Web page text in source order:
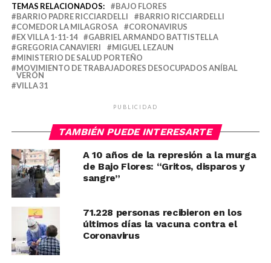
TEMAS RELACIONADOS:
BAJO FLORES
BARRIO PADRE RICCIARDELLI
BARRIO RICCIARDELLI
COMEDOR LA MILAGROSA
CORONAVIRUS
EX VILLA 1-11-14
GABRIEL ARMANDO BATTISTELLA
GREGORIA CANAVIERI
MIGUEL LEZAUN
MINISTERIO DE SALUD PORTEÑO
MOVIMIENTO DE TRABAJADORES DESOCUPADOS ANÍBAL
VERÓN
VILLA 31
PUBLICIDAD
TAMBIÉN PUEDE INTERESARTE
A 10 años de la represión a la murga
de Bajo Flores: “Gritos, disparos y
sangre”
71.228 personas recibieron en los
últimos días la vacuna contra el
Coronavirus